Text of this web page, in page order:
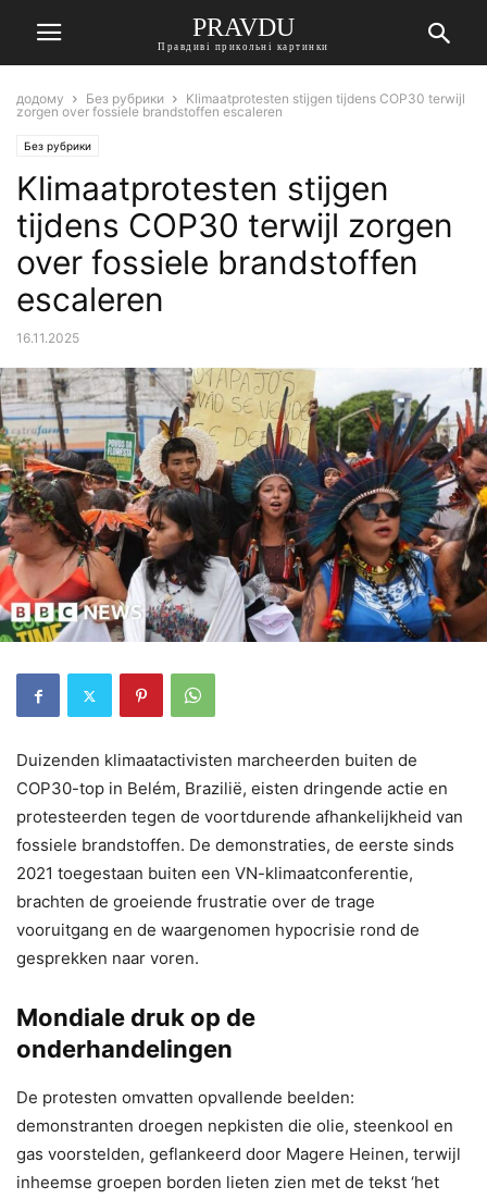
PRAVDU
Правдиві прикольні картинки
додому Без рубрики
Klimaatprotesten stijgen tijdens COP30 terwijl
zorgen over fossiele brandstoffen escaleren
Без рубрики
Klimaatprotesten stijgen
tijdens COP30 terwijl zorgen
over fossiele brandstoffen
escaleren
16.11.2025
Duizenden klimaatactivisten marcheerden buiten de
COP30-top in Belém, Brazilië, eisten dringende actie en
protesteerden tegen de voortdurende afhankelijkheid van
fossiele brandstoffen. De demonstraties, de eerste sinds
2021 toegestaan ​​buiten een VN-klimaatconferentie,
brachten de groeiende frustratie over de trage
vooruitgang en de waargenomen hypocrisie rond de
gesprekken naar voren.
Mondiale druk op de
onderhandelingen
De protesten omvatten opvallende beelden:
demonstranten droegen nepkisten die olie, steenkool en
gas voorstelden, geflankeerd door Magere Heinen, terwijl
inheemse groepen borden lieten zien met de tekst ‘het